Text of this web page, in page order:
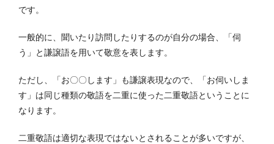
です。
一般的に、聞いたり訪問したりするのが自分の場合、「伺
う」と謙譲語を用いて敬意を表します。
ただし、「お〇〇します」も謙譲表現なので、「お伺いしま
す」は同じ種類の敬語を二重に使った二重敬語ということに
なります。
二重敬語は適切な表現ではないとされることが多いですが、